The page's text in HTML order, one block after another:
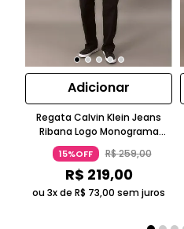
Adicionar
Regata Calvin Klein Jeans
Ribana Logo Monograma
Preto
15%OFF R$259,00
R$ 219,00
ou 3x de R$ 73,00 sem juros